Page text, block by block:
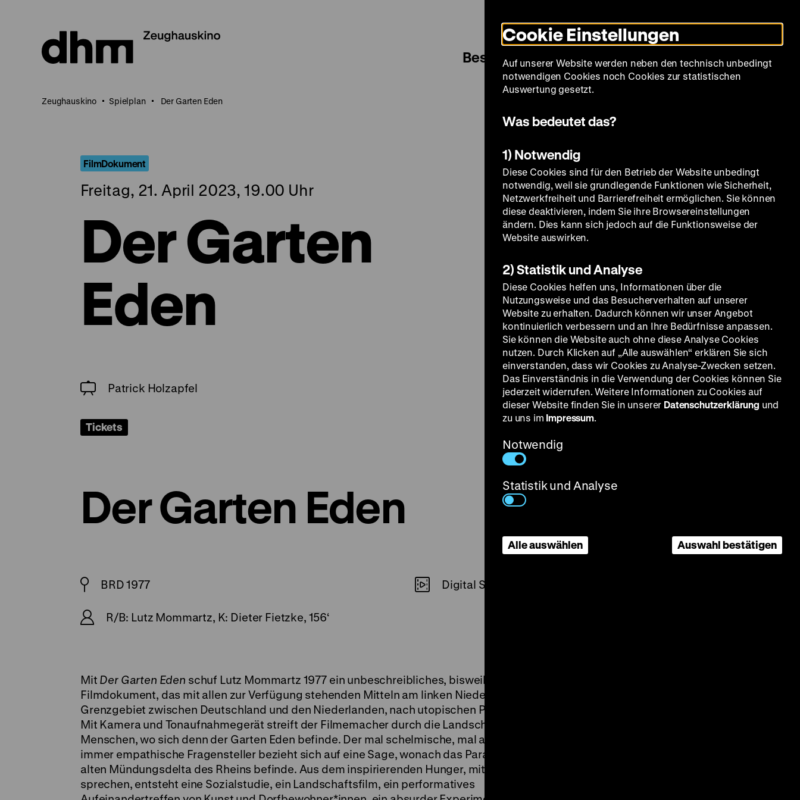
Seiteninhalt
springen
Modus
umschalten
Sprache
Besuch Spielplan Filmreihen Über uns
Zeughauskino Spielplan Der Garten Eden
FilmDokument
Freitag, 21. April 2023, 19.00 Uhr
Der Garten
Eden
Patrick Holzapfel
Tickets
Der Garten Eden
BRD 1977 Digital SD
R/B: Lutz Mommartz, K: Dieter Fietzke, 156‘
Mit Der Garten Eden schuf Lutz Mommartz 1977 ein unbeschreibliches, bisweilen aberwitziges
Filmdokument, das mit allen zur Verfügung stehenden Mitteln am linken Niederrhein, im
Grenzgebiet zwischen Deutschland und den Niederlanden, nach utopischen Potenzialen sucht.
Mit Kamera und Tonaufnahmegerät streift der Filmemacher durch die Landschaft und fragt die
Menschen, wo sich denn der Garten Eden befinde. Der mal schelmische, mal aufrichtige und
immer empathische Fragensteller bezieht sich auf eine Sage, wonach das Paradies sich just im
alten Mündungsdelta des Rheins befinde. Aus dem inspirierenden Hunger, mit Menschen zu
sprechen, entsteht eine Sozialstudie, ein Landschaftsfilm, ein performatives
Cookie Einstellungen
Auf unserer Website werden neben den technisch unbedingt
notwendigen Cookies noch Cookies zur statistischen
Auswertung gesetzt.
Was bedeutet das?
1) Notwendig
Diese Cookies sind für den Betrieb der Website unbedingt
notwendig, weil sie grundlegende Funktionen wie Sicherheit,
Netzwerkfreiheit und Barrierefreiheit ermöglichen. Sie können
diese deaktivieren, indem Sie ihre Browsereinstellungen
ändern. Dies kann sich jedoch auf die Funktionsweise der
Website auswirken.
2) Statistik und Analyse
Diese Cookies helfen uns, Informationen über die
Nutzungsweise und das Besucherverhalten auf unserer
Website zu erhalten. Dadurch können wir unser Angebot
kontinuierlich verbessern und an Ihre Bedürfnisse anpassen.
Sie können die Website auch ohne diese Analyse Cookies
nutzen. Durch Klicken auf „Alle auswählen“ erklären Sie sich
einverstanden, dass wir Cookies zu Analyse-Zwecken setzen.
Das Einverständnis in die Verwendung der Cookies können Sie
jederzeit widerrufen. Weitere Informationen zu Cookies auf
dieser Website finden Sie in unserer Datenschutzerklärung und
zu uns im Impressum.
Notwendig
Statistik und Analyse
Alle auswählen Auswahl bestätigen